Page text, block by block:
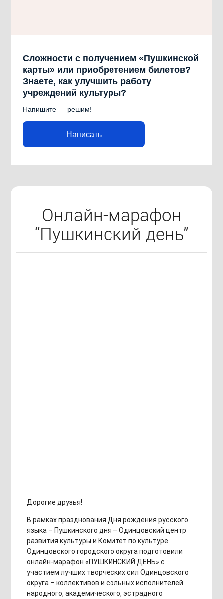
Сложности с получением «Пушкинской
карты» или приобретением билетов?
Знаете, как улучшить работу
учреждений культуры?
Напишите — решим!
Написать
Онлайн-марафон
“Пушкинский день”
Дорогие друзья!
В рамках празднования Дня рождения русского
языка – Пушкинского дня – Одинцовский центр
развития культуры и Комитет по культуре
Одинцовского городского округа подготовили
онлайн-марафон «ПУШКИНСКИЙ ДЕНЬ» с
участием лучших творческих сил Одинцовского
округа – коллективов и сольных исполнителей
народного, академического, эстрадного